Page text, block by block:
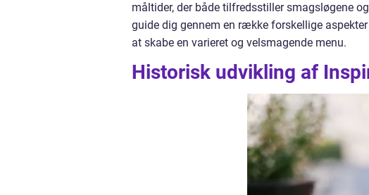
måltider, der både tilfredsstiller smagsløgene
guide dig gennem en række forskellige
at skabe en varieret og velsmagende menu.
Historisk udvikling af